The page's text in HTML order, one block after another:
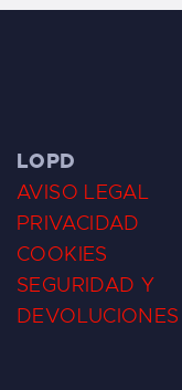
LOPD
AVISO LEGAL
PRIVACIDAD
COOKIES
SEGURIDAD Y
DEVOLUCIONES